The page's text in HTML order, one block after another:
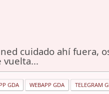
cuidado ahí fuera,
vuelta...
GDA WEBAPP GDA TELEGRAM